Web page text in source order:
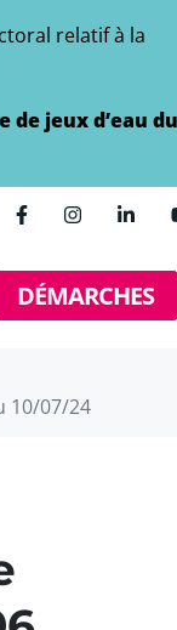
relatif à la
de jeux d’eau
Lien vers le
Lien vers
Lien
DÉMARCHES
10/07/24